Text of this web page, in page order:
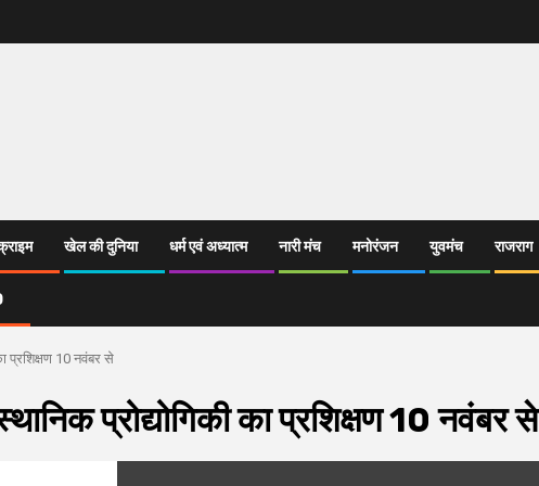
खेल की दुनिया धर्म एवं अध्यात्म नारी मंच मनोरंजन युवमंच राजराग
प्रशिक्षण 10 नवंबर से
प्रोद्योगिकी का प्रशिक्षण 10 नवंबर से